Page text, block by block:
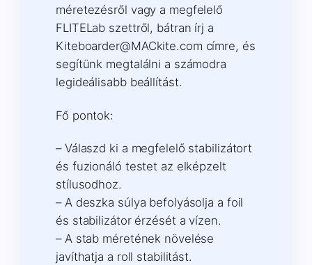
méretezésről vagy a megfelelő
FLITELab szettről, bátran írj a
Kiteboarder@MACkite.com címre, és
segítünk megtalálni a számodra
legideálisabb beállítást.
Fő pontok:
– Válaszd ki a megfelelő stabilizátort
és fuzionáló testet az elképzelt
stílusodhoz.
– A deszka súlya befolyásolja a foil
és stabilizátor érzését a vízen.
– A stab méretének növelése
javíthatja a roll stabilitást.